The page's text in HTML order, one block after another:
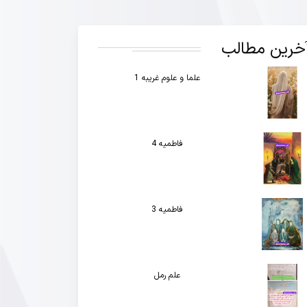
مطالب
علما و علوم غریبه 1
فاطمیه 4
فاطمیه 3
علم رمل